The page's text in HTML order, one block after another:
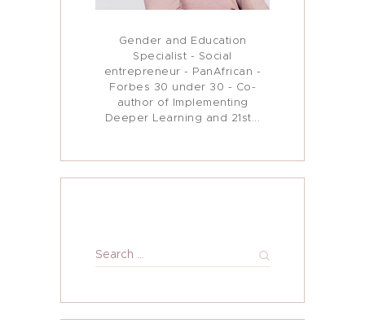
In Media…
My Blog
Gender and Education
Specialist - Social
entrepreneur - PanAfrican -
Forbes 30 under 30 - Co-
author of Implementing
Deeper Learning and 21st...
Search
for: